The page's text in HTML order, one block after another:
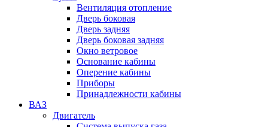
Вентиляция отопление
Дверь боковая
Дверь задняя
Дверь боковая задняя
Окно ветровое
Основание кабины
Оперение кабины
Приборы
Принадлежности кабины
ВАЗ
Двигатель